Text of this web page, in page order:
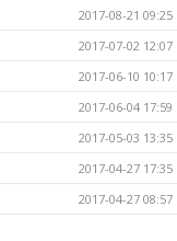
2017-08-21 09:25
2017-07-02 12:07
2017-06-10 10:17
2017-06-04 17:59
2017-05-03 13:35
2017-04-27 17:35
2017-04-27 08:57